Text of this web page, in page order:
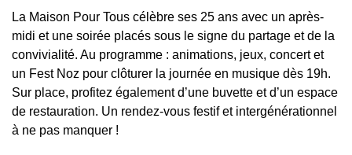
La Maison Pour Tous célèbre ses 25 ans avec un après-
midi et une soirée placés sous le signe du partage et de la
convivialité. Au programme : animations, jeux, concert et
un Fest Noz pour clôturer la journée en musique dès 19h.
Sur place, profitez également d’une buvette et d’un espace
de restauration. Un rendez-vous festif et intergénérationnel
à ne pas manquer !